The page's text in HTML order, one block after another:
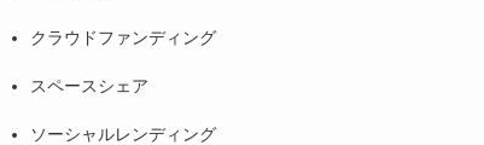
クラウドファンディング
スペースシェア
ソーシャルレンディング